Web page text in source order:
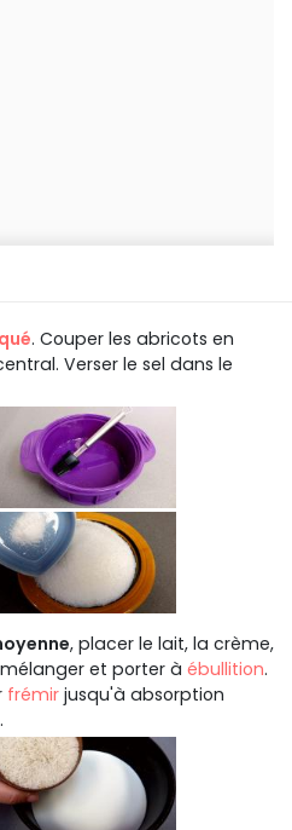
. Couper les abricots en
Verser le sel dans le
, placer le lait, la crème,
et porter à ébullition.
frémir jusqu'à absorption